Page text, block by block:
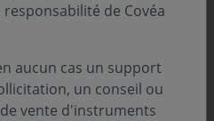
de Covéa
aucun cas un support
un conseil ou
vente d'instruments